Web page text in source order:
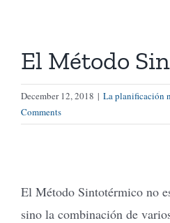
Boletín Electrónico
Media
El Método
December 12, 2018 | La planificación
Comments
El Método Sintotérmico no
sino la combinación de